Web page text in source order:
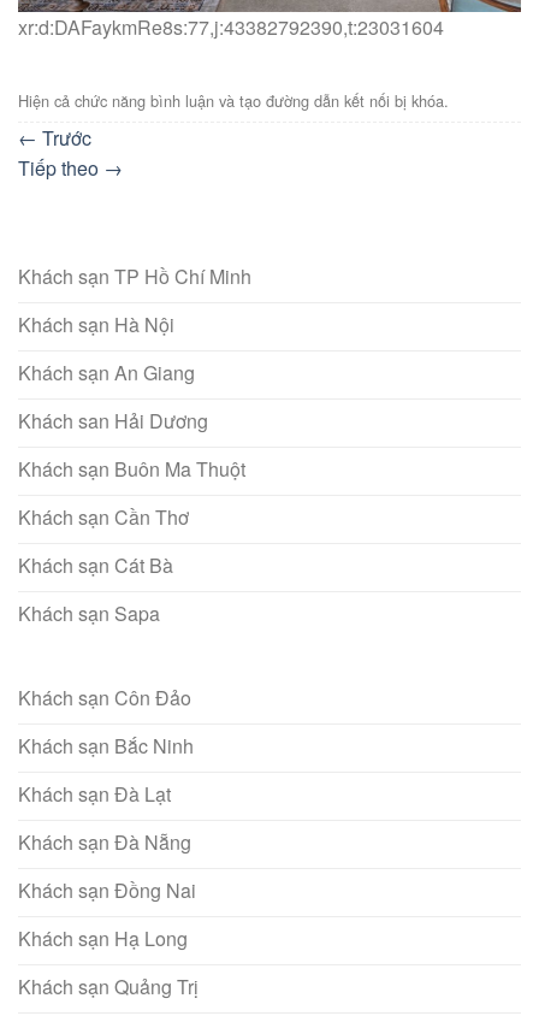
xr:d:DAFaykmRe8s:77,j:43382792390,t:23031604
Hiện cả chức năng bình luận và tạo đường dẫn kết nối bị khóa.
← Trước
Tiếp theo →
Khách sạn TP Hồ Chí Minh
Khách sạn Hà Nội
Khách sạn An Giang
Khách san Hải Dương
Khách sạn Buôn Ma Thuột
Khách sạn Cần Thơ
Khách sạn Cát Bà
Khách sạn Sapa
Khách sạn Côn Đảo
Khách sạn Bắc Ninh
Khách sạn Đà Lạt
Khách sạn Đà Nẵng
Khách sạn Đồng Nai
Khách sạn Hạ Long
Khách sạn Quảng Trị